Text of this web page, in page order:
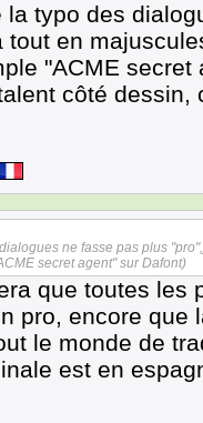
typo des
tout en
"ACME secret
côté
ne fasse pas plus
secret agent" sur Dafont)
que toutes les
pro, encore que
le monde de
est en